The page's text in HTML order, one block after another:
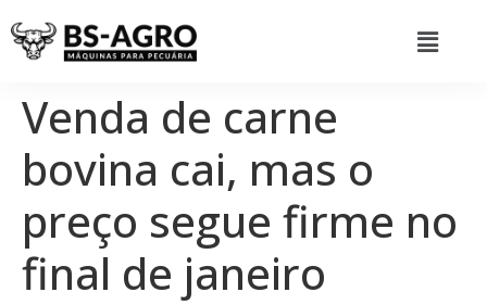
Venda de carne
bovina cai, mas o
preço segue firme no
final de janeiro